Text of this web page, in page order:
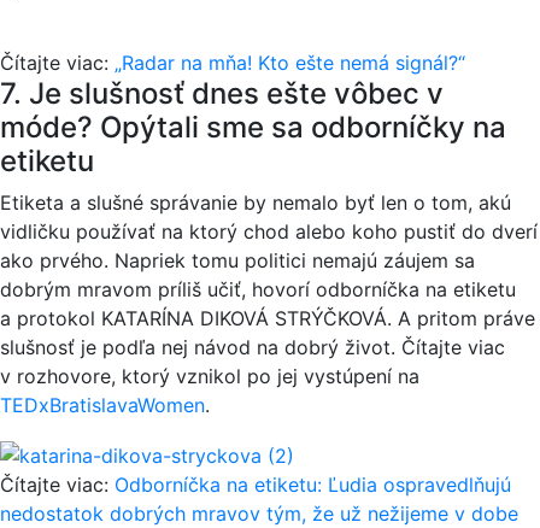
Čítajte viac: „Radar na mňa! Kto ešte nemá signál?“
7. Je slušnosť dnes ešte vôbec v
móde? Opýtali sme sa odborníčky na
etiketu
Etiketa a slušné správanie by nemalo byť len o tom, akú
vidličku používať na ktorý chod alebo koho pustiť do dverí
ako prvého. Napriek tomu politici nemajú záujem sa
dobrým mravom príliš učiť, hovorí odborníčka na etiketu
a protokol KATARÍNA DIKOVÁ STRÝČKOVÁ. A pritom práve
slušnosť je podľa nej návod na dobrý život. Čítajte viac
v rozhovore, ktorý vznikol po jej vystúpení na
TEDxBratislavaWomen.
Čítajte viac: Odborníčka na etiketu: Ľudia ospravedlňujú
nedostatok dobrých mravov tým, že už nežijeme v dobe